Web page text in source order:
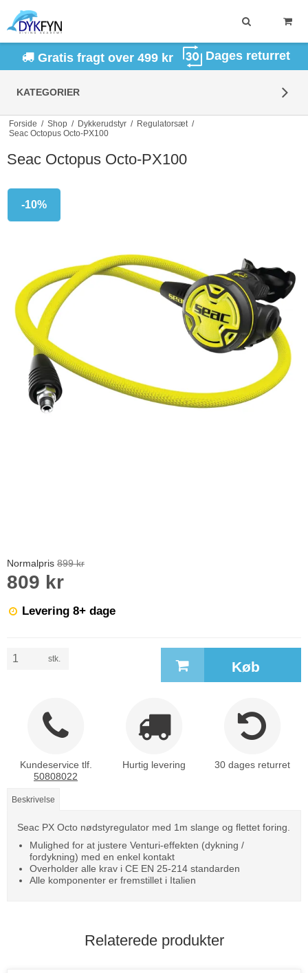
Gratis fragt over 499 kr Dages returret
KATEGORIER
Forside / Shop / Dykkerudstyr / Regulatorsæt /
Seac Octopus Octo-PX100
Seac Octopus Octo-PX100
-10%
Normalpris 899 kr
809 kr
Levering 8+ dage
stk. Køb
Kundeservice tlf.
50808022
Hurtig levering 30 dages returret
Beskrivelse
Seac PX Octo nødstyregulator med 1m slange og flettet foring.
Mulighed for at justere Venturi-effekten (dykning /
fordykning) med en enkel kontakt
Overholder alle krav i CE EN 25-214 standarden
Alle komponenter er fremstillet i Italien
Relaterede produkter